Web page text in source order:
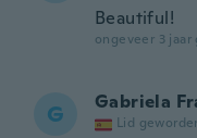
Beautiful!
ongeveer 3 jaar
G Gabriela
Lid